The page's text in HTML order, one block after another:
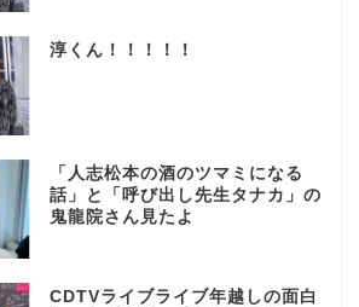
淳くん！！！！！
「人志松本の酒のツマミになる
話」と「呼び出し先生タナカ」の
鬼龍院さん見たよ
CDTVライブライブ年越しの面白